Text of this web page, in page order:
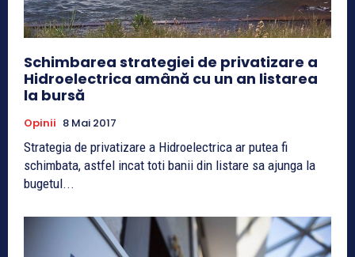
Schimbarea strategiei de privatizare a
Hidroelectrica amână cu un an listarea
la bursă
Opinii 8 Mai 2017
Strategia de privatizare a Hidroelectrica ar putea fi
schimbata, astfel incat toti banii din listare sa ajunga la
bugetul...